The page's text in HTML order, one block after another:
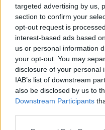
targeted advertising by us,
section to confirm your
opt-out request is
interest-based ads based
us or personal information
your opt-out. You may
disclosure of your personal
IAB’s list of downstream
also be disclosed by us to
Downstream Participants
rakéták eladásáról
Washington Post
tovább erősítette.
„Az oroszok
az iráni
kérték,
pontossággal